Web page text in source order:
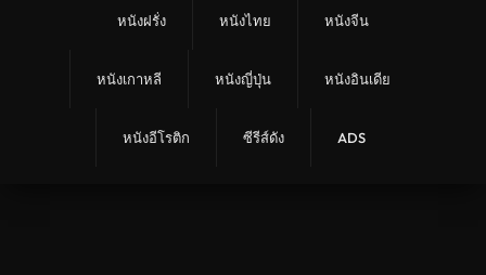
หนังฝรั่ง หนังไทย หนังจีน
หนังเกาหลี หนังญี่ปุ่น หนังอินเดีย
หนังอีโรติก ซีรีส์ดัง ADS